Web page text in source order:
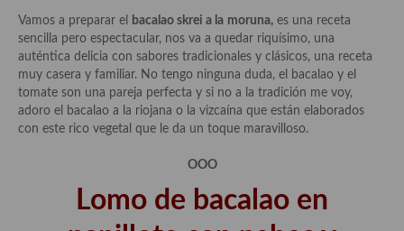
Cocina Navarra
Cocina Riojana
Cocina Valenciana
Cocina Vasca
Cocina Alemana
Vamos a preparar el bacalao skrei a la moruna, es una receta
sencilla pero espectacular, nos va a quedar riquísimo, una
auténtica delicia con sabores tradicionales y clásicos, una receta
muy casera y familiar. No tengo ninguna duda, el bacalao y el
tomate son una pareja perfecta y si no a la tradición me voy,
adoro el bacalao a la riojana o la vizcaína que están elaborados
con este rico vegetal que le da un toque maravilloso.
OOO
Lomo de bacalao en